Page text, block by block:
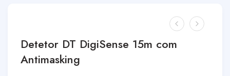
Detetor DT DigiSense 15m com
Antimasking